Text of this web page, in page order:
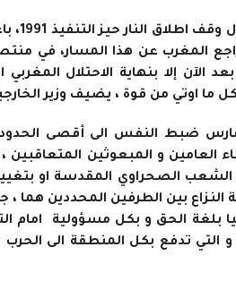
واشار
المغرب عن هذا المسار، في
إلا بنهاية الاحتلال المغربي
اوتي من قوة ، يضيف وزير
ضبط النفس الى أقصى
العامين و المبعوثين المتعاقبين
الصحراوي المقدسة او بتغيير
بين الطرفين المحددين هما ،
بلغة الحق و بكل مسؤولية امام
تدفع بكل المنطقة الى الحرب